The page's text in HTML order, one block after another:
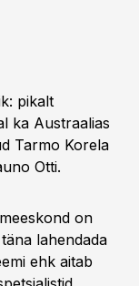
pikalt
ka Austraalias
Tarmo Korela
Otti.
on
lahendada
ehk aitab